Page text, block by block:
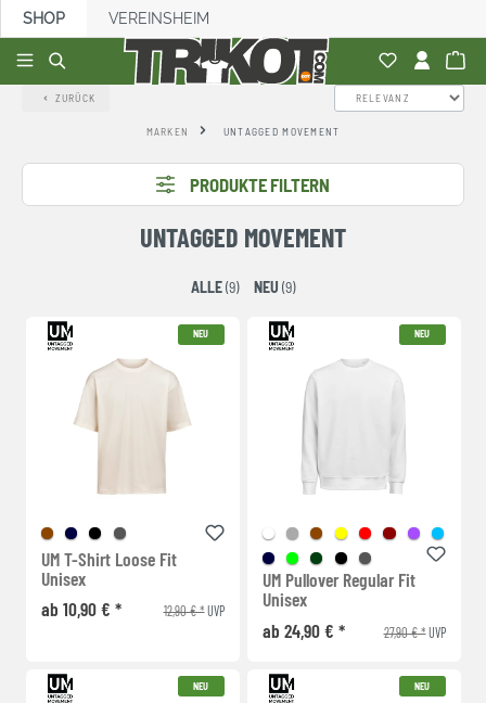
springen
SHOP VEREINSHEIM
ZURÜCK
MARKEN UNTAGGED MOVEMENT
PRODUKTE FILTERN
UNTAGGED MOVEMENT
ALLE(9) NEU (9)
NEU
UM T-Shirt Loose Fit
Unisex
ab 10,90 € *
12,90 € *UVP
NEU
UM Pullover Regular Fit
Unisex
ab 24,90 € *
27,90 € *UVP
NEU NEU